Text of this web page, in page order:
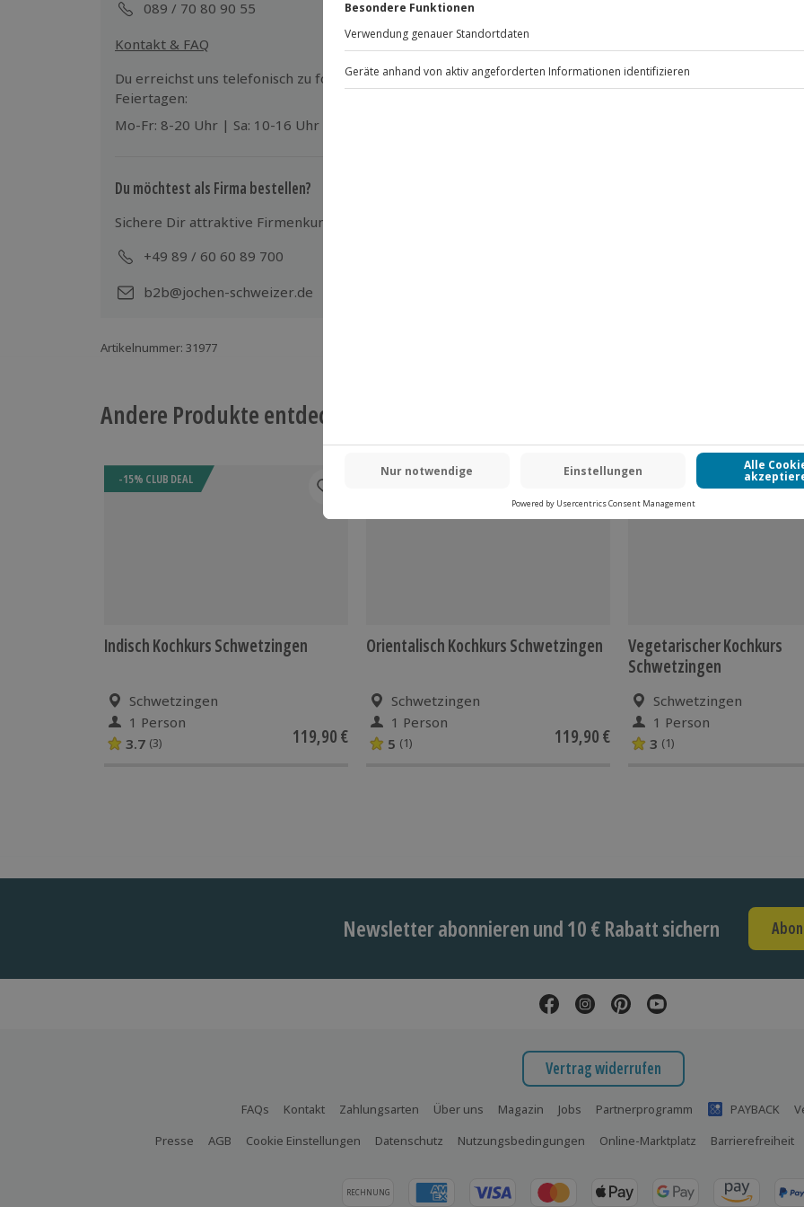
Gruppengröße: 6-20 Personen
089 / 70 80 90 55
Kontakt & FAQ
81671 München
Du erreichst uns telefonisch zu folgenden Zeiten, außer an bundesweiten
Feiertagen:
Mo-Fr: 8-20 Uhr | Sa: 10-16 Uhr
Du möchtest als Firma bestellen?
Sichere Dir attraktive Firmenkunden Vorteile.
+49 89 / 60 60 89 700
b2b@jochen-schweizer.de
Artikelnummer: 31977
Andere Produkte entdecken
-15% CLUB DEAL
Indisch Kochkurs Schwetzingen
Schwetzingen
1 Person
3.7 (3) 119,90 €
-15% CLUB DEAL
Orientalisch Kochkurs Schwetzingen
Schwetzingen
1 Person
5 (1) 119,90 €
Vegetarischer Kochkurs
Schwetzingen
Schwetzingen
1 Person
3 (1)
Newsletter abonnieren und 10 € Rabatt sichern
Vertrag widerrufen
FAQs Kontakt Zahlungsarten Über uns Magazin Jobs Partnerprogramm PAYBACK
Presse
AGB Cookie Einstellungen Datenschutz Nutzungsbedingungen Online-Marktplatz Barrierefreiheit
RECHNUNG